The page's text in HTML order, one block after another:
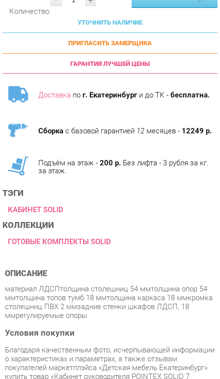
УТОЧНИТЬ НАЛИЧИЕ
ПРИГЛАСИТЬ ЗАМЕРЩИКА
ГАРАНТИЯ ЛУЧШЕЙ ЦЕНЫ
Доставкапог. Екатеринбурги до ТК -бесплатна.
ТЭГИ
ОПИСАНИЕ
ммтолщина топов тумб 18 ммтолщина каркаса 18 ммкромка
столешниц ПВХ 2 ммзадние стенки шкафов ЛДСП, 18
ммрегулируемые опоры
Условия покупки
Благодаря качественным фото, исчерпывающей информации
покупателей маркетплэйса «Детская мебель Екатеринбург»
Светлый дуб» категории Готовые комплекты производства
Pointex с доставкой из Екатеринбурга по цене со скидкой и
гарантией от производителя не составит труда.